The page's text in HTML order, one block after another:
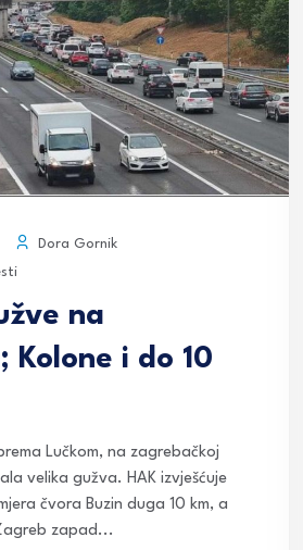
Dora Gornik
na
Kolone i do 10
Lučkom, na zagrebačkoj
velika gužva. HAK izvješćuje
čvora Buzin duga 10 km, a
zapad...